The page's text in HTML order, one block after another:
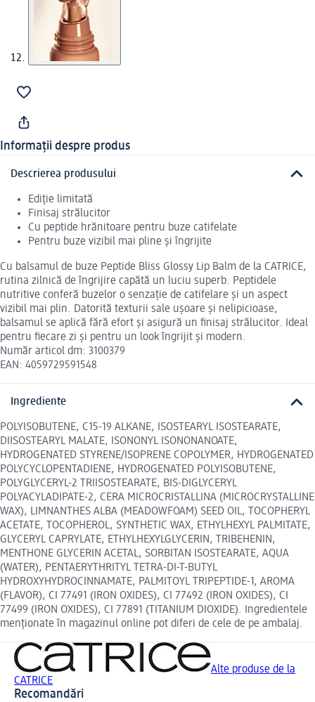
Informații despre produs
Descrierea produsului
Ediție limitată
Finisaj strălucitor
Cu peptide hrănitoare pentru buze catifelate
Pentru buze vizibil mai pline și îngrijite
Cu balsamul de buze Peptide Bliss Glossy Lip Balm de la CATRICE,
rutina zilnică de îngrijire capătă un luciu superb. Peptidele
nutritive conferă buzelor o senzație de catifelare și un aspect
vizibil mai plin. Datorită texturii sale ușoare și nelipicioase,
balsamul se aplică fără efort și asigură un finisaj strălucitor. Ideal
pentru fiecare zi și pentru un look îngrijit și modern.
Număr articol dm: 3100379
EAN: 4059729591548
Ingrediente
POLYISOBUTENE, C15-19 ALKANE, ISOSTEARYL ISOSTEARATE,
DIISOSTEARYL MALATE, ISONONYL ISONONANOATE,
HYDROGENATED STYRENE/ISOPRENE COPOLYMER, HYDROGENATED
POLYCYCLOPENTADIENE, HYDROGENATED POLYISOBUTENE,
POLYGLYCERYL-2 TRIISOSTEARATE, BIS-DIGLYCERYL
POLYACYLADIPATE-2, CERA MICROCRISTALLINA (MICROCRYSTALLINE
WAX), LIMNANTHES ALBA (MEADOWFOAM) SEED OIL, TOCOPHERYL
ACETATE, TOCOPHEROL, SYNTHETIC WAX, ETHYLHEXYL PALMITATE,
GLYCERYL CAPRYLATE, ETHYLHEXYLGLYCERIN, TRIBEHENIN,
MENTHONE GLYCERIN ACETAL, SORBITAN ISOSTEARATE, AQUA
(WATER), PENTAERYTHRITYL TETRA-DI-T-BUTYL
HYDROXYHYDROCINNAMATE, PALMITOYL TRIPEPTIDE-1, AROMA
(FLAVOR), CI 77491 (IRON OXIDES), CI 77492 (IRON OXIDES), CI
77499 (IRON OXIDES), CI 77891 (TITANIUM DIOXIDE). Ingredientele
menționate în magazinul online pot diferi de cele de pe ambalaj.
Alte produse de la
CATRICE
Recomandări